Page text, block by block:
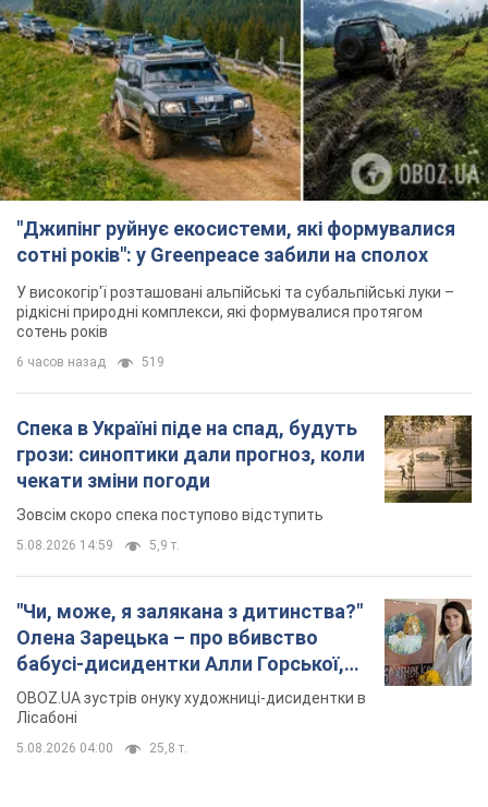
"Джипінг руйнує екосистеми, які формувалися
сотні років": у Greenpeace забили на сполох
У високогір'ї розташовані альпійські та субальпійські луки –
рідкісні природні комплекси, які формувалися протягом
сотень років
6 часов назад 519
Спека в Україні піде на спад, будуть
грози: синоптики дали прогноз, коли
чекати зміни погоди
Зовсім скоро спека поступово відступить
5.08.2026 14:59 5,9 т.
"Чи, може, я залякана з дитинства?"
Олена Зарецька – про вбивство
бабусі-дисидентки Алли Горської,
критику Дмитра Стуса та втечу в
Португалію з 5 дітьми
OBOZ.UA зустрів онуку художниці-дисидентки в
Лісабоні
5.08.2026 04:00 25,8 т.